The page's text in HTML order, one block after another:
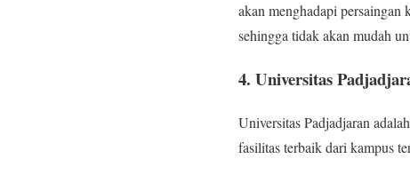
akan menghadapi
sehingga tidak akan mudah
4. Universitas
Universitas Padjadjaran
fasilitas terbaik dari kampus